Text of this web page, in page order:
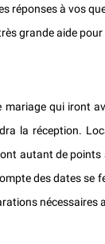
réponses à vos
grande aide
qui iront
la réception.
autant de
des dates se